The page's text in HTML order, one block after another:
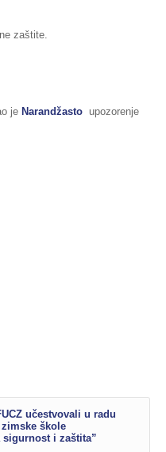
zaštite.
je Narandžasto upozorenje
učestvovali u radu
škole
sigurnost i zaštita”